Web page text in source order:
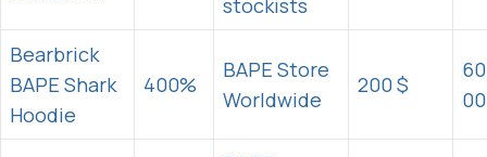
Bearbrick
BAPE Shark
Hoodie
400%
BAPE Store
Worldwide
200 $